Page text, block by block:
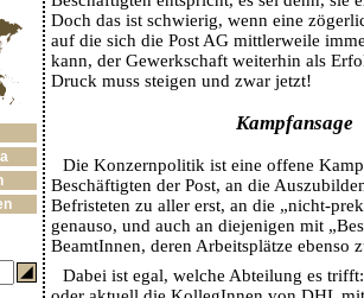
Doch das ist schwierig, wenn eine
auf die sich die Post AG mittlerweile
kann, der Gewerkschaft weiterhin als
Druck muss steigen und zwar jetzt!
Kampfansage
Die Konzernpolitik ist eine offene
Beschäftigten der Post, an die
Befristeten zu aller erst, an die „nicht-
genauso, und auch an diejenigen mit
BeamtInnen, deren Arbeitsplätze ebenso
Dabei ist egal, welche Abteilung es